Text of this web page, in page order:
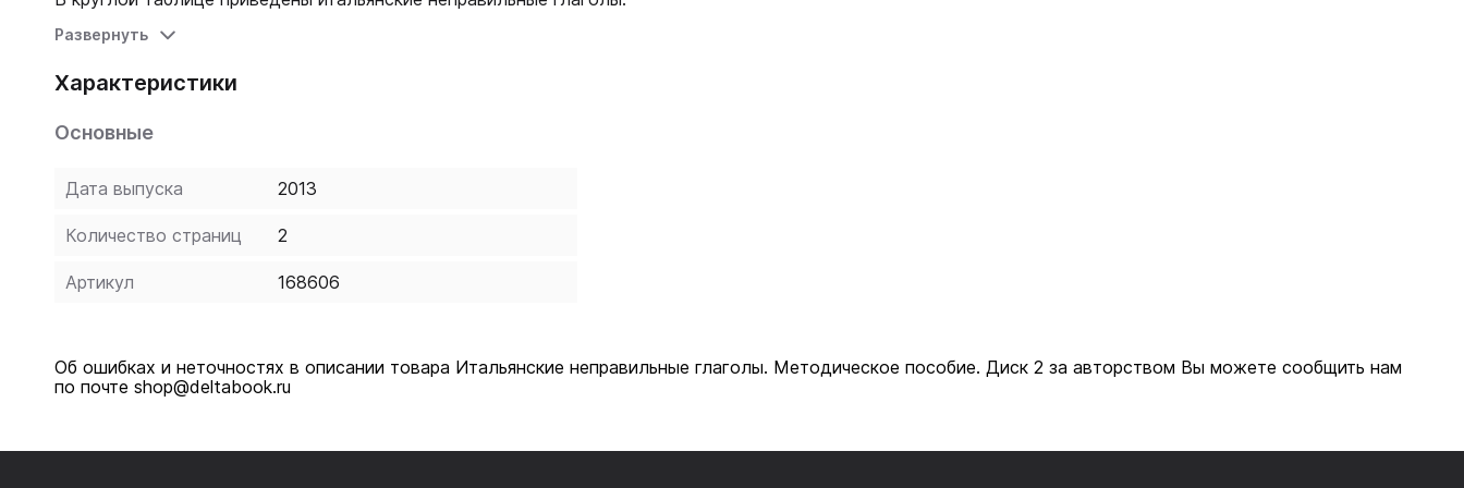
Развернуть
Характеристики
Основные
Дата выпуска 2013
Количество страниц 2
Артикул 168606
Об ошибках и неточностях в описании товара Итальянские неправильные глаголы. Методическое пособие. Диск 2 за авторством Вы можете сообщить нам
по почте shop@deltabook.ru